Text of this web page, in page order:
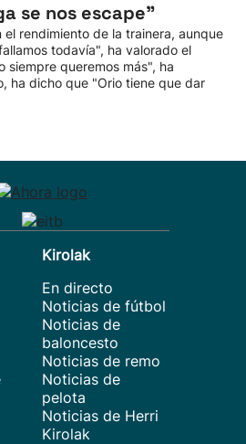
se nos escape"
rendimiento de la trainera, aunque
todavía", ha valorado el
siempre queremos más", ha
ha dicho que "Orio tiene que dar
Kirolak
En directo
Noticias de fútbol
Noticias de
baloncesto
Noticias de remo
Noticias de
pelota
Noticias de Herri
Kirolak